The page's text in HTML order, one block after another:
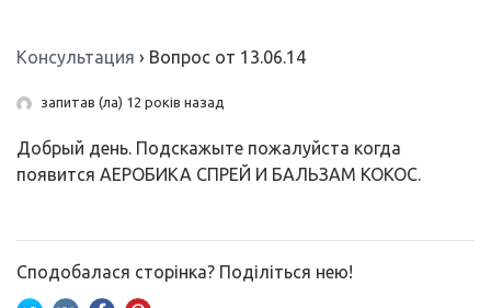
Консультация › Вопрос от 13.06.14
запитав (ла) 12 років назад
Добрый день. Подскажыте пожалуйста когда
появится АЕРОБИКА СПРЕЙ И БАЛЬЗАМ КОКОС.
Сподобалася сторінка? Поділіться нею!